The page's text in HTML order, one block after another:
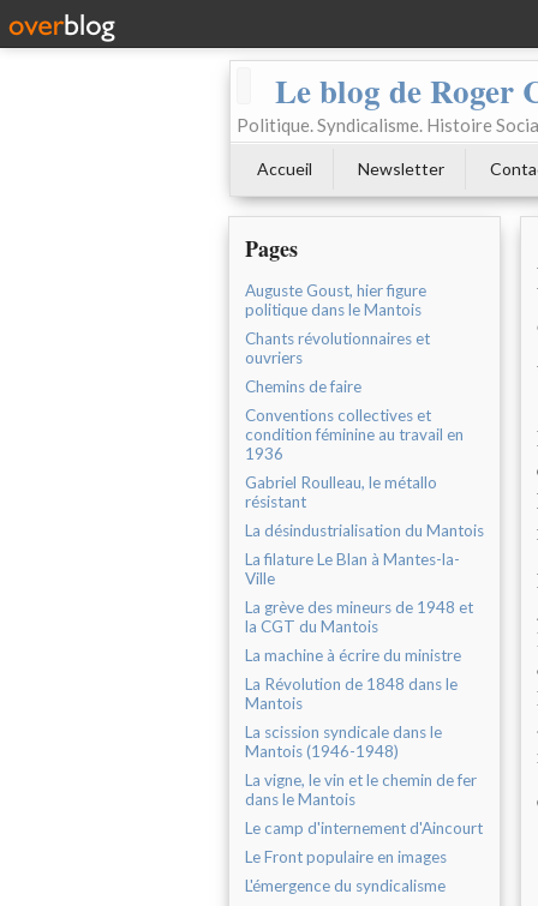
Le blog de Roger
Politique. Syndicalisme. Histoire
Accueil Newsletter
Pages
Auguste Goust, hier figure
politique dans le Mantois
Chants révolutionnaires et
ouvriers
Chemins de faire
Conventions collectives et
condition féminine au travail en
1936
Gabriel Roulleau, le métallo
résistant
La désindustrialisation du Mantois
La filature Le Blan à Mantes-la-
Ville
La grève des mineurs de 1948 et
la CGT du Mantois
La machine à écrire du ministre
La Révolution de 1848 dans le
Mantois
La scission syndicale dans le
Mantois (1946-1948)
La vigne, le vin et le chemin de fer
dans le Mantois
Le camp d'internement d'Aincourt
Le Front populaire en images
L'émergence du syndicalisme